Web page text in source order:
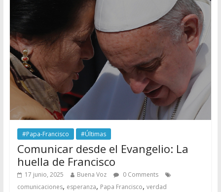
#Papa-Francisco #Últimas
Comunicar desde el Evangelio: La
huella de Francisco
17 junio, 2025 Buena Voz
0 Comments
comunicaciones, esperanza, Papa Francisco, verdad